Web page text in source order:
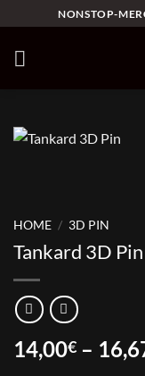
to
content
NONSTOP-
HOME / 3D PIN
Tankard 3D
14,00€ –